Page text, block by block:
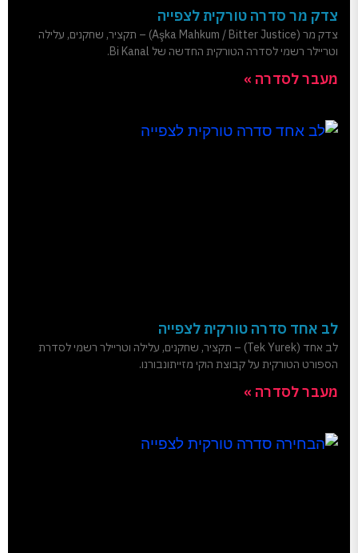
צדק מר סדרה טורקית לצפייה
צדק מר (Aşka Mahkum / Bitter Justice) – תקציר, שחקנים, עלילה
וטריילר רשמי לסדרה הטורקית החדשה של Bi Kanal.
מעבר לסדרה »
לב אחד סדרה טורקית לצפייה
לב אחד (Tek Yurek) – תקציר, שחקנים, עלילה וטריילר רשמי לסדרת
הספורט הטורקית על קבוצת הוקי מזייתונבורנו.
מעבר לסדרה »